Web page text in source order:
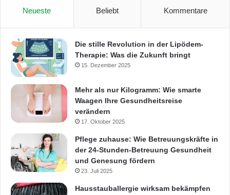
Neueste Beliebt Kommentare
Die stille Revolution in der Lipödem-
Therapie: Was die Zukunft bringt
15. Dezember 2025
Mehr als nur Kilogramm: Wie smarte
Waagen Ihre Gesundheitsreise
verändern
17. Oktober 2025
Pflege zuhause: Wie Betreuungskräfte in
der 24-Stunden-Betreuung Gesundheit
und Genesung fördern
23. Juli 2025
Hausstauballergie wirksam bekämpfen